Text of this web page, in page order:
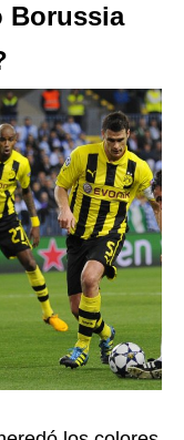
Borussia